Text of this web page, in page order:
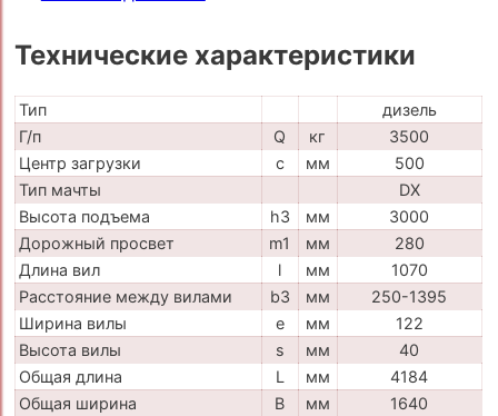
Технические характеристики
Тип
дизель
Г/п
Q кг
3500
Центр загрузки
c мм
500
Тип мачты
DX
Высота подъема
h3 мм
3000
Дорожный просвет
m1 мм
280
Длина вил
l мм
1070
Расстояние между вилами
b3 мм
250-1395
Ширина вилы
e мм
122
Высота вилы
s мм
40
Общая длина
L мм
4184
Общая ширина
B мм
1640